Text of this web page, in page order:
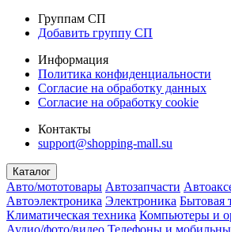
Группам СП
Добавить группу СП
Информация
Политика конфиденциальности
Согласие на обработку данных
Согласие на обработку cookie
Контакты
support@shopping-mall.su
Каталог
Авто/мототовары Автозапчасти
Автоэлектроника Электроника Бытовая
Климатическая техника Компьютеры и